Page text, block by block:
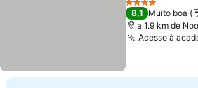
4 Estrelas
8,1 Muito boa
a 1.9 km de
Acesso à